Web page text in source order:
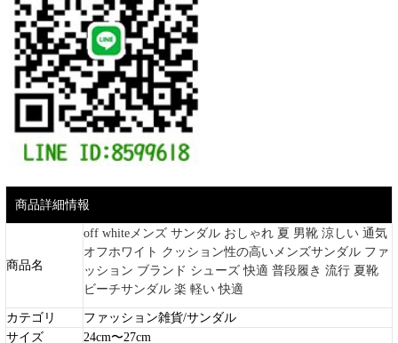
商品詳細情報
商品名
off whiteメンズ サンダル おしゃれ 夏 男靴 涼しい 通気
オフホワイト クッション性の高いメンズサンダル ファ
ッション ブランド シューズ 快適 普段履き 流行 夏靴
ビーチサンダル 楽 軽い 快適
カテゴリ
ファッション雑貨/サンダル
サイズ
24cm〜27cm